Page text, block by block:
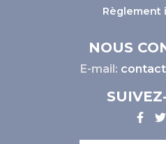
Règlement
NOUS
E-mail: